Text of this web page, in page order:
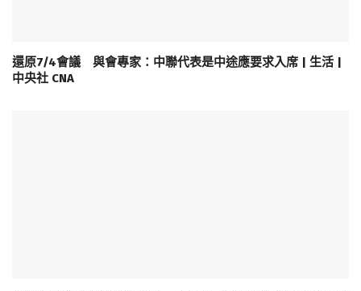
還原7/4會議 與會專家：中聯代表是中途應要求入席 | 生活 |
中央社 CNA